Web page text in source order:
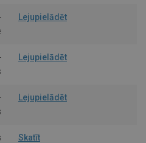
Lejupielādēt
Lejupielādēt
Lejupielādēt
Skatīt